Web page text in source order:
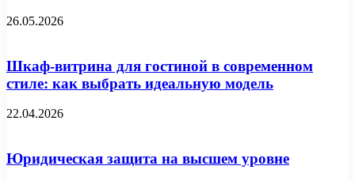
26.05.2026
Шкаф-витрина для гостиной в современном
стиле: как выбрать идеальную модель
22.04.2026
Юридическая защита на высшем уровне